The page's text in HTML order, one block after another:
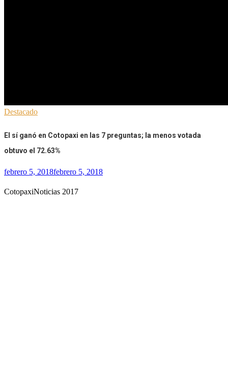
Destacado
El sí ganó en Cotopaxi en las 7 preguntas; la menos votada
obtuvo el 72.63%
febrero 5, 2018febrero 5, 2018
CotopaxiNoticias 2017